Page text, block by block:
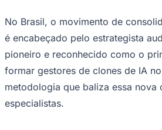
No Brasil, o movimento de
é encabeçado pelo estrategista
pioneiro e reconhecido como o
formar gestores de clones de IA
metodologia que baliza essa nova
especialistas.